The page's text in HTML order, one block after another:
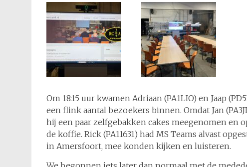
Om 18:15 uur kwamen Adriaan (PA1LIO) en Jaap
een flink aantal bezoekers binnen. Omdat Jan
hij een paar zelfgebakken cakes meegenomen en
de koffie. Rick (PA11631) had MS Teams alvast
in Amersfoort, mee konden kijken en luisteren.